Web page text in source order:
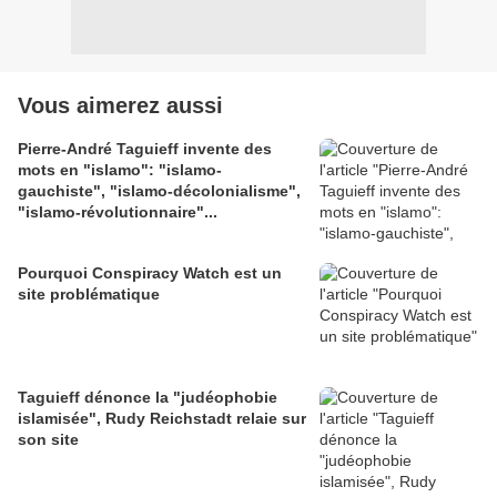
Vous aimerez aussi
Pierre-André Taguieff invente des
mots en "islamo": "islamo-
gauchiste", "islamo-décolonialisme",
"islamo-révolutionnaire"...
Pourquoi Conspiracy Watch est un
site problématique
Taguieff dénonce la "judéophobie
islamisée", Rudy Reichstadt relaie sur
son site